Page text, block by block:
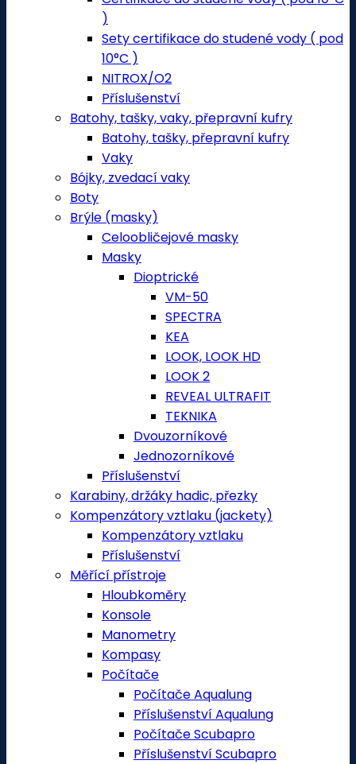
)
Sety certifikace do studené vody ( pod
10°C )
NITROX/O2
Příslušenství
Batohy, tašky, vaky, přepravní kufry
Batohy, tašky, přepravní kufry
Vaky
Bójky, zvedací vaky
Boty
Brýle (masky)
Celoobličejové masky
Masky
Dioptrické
VM-50
SPECTRA
KEA
LOOK, LOOK HD
LOOK 2
REVEAL ULTRAFIT
TEKNIKA
Dvouzorníkové
Jednozorníkové
Příslušenství
Karabiny, držáky hadic, přezky
Kompenzátory vztlaku (jackety)
Kompenzátory vztlaku
Příslušenství
Měřící přístroje
Hloubkoměry
Konsole
Manometry
Kompasy
Počítače
Počítače Aqualung
Příslušenství Aqualung
Počítače Scubapro
Příslušenství Scubapro